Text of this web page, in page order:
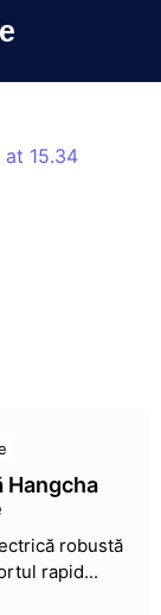
robustă
rapid...